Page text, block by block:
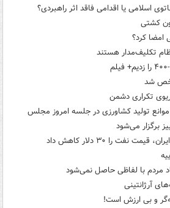
اسلامی یا اقدامی فاقد اثر راهبردی؟
کشتی
امضا کرد؟
تکلیف‌مدار هستند
شد
تکراری دشمن
تولید کشاورزی در جلسه امروز مجلس
برگزار می‌شود
نفت را ۳۰ دلار کاهش داد
مردم با لفاظی حاصل نمی‌شود
آرژانتینی
و بی ارزش است!